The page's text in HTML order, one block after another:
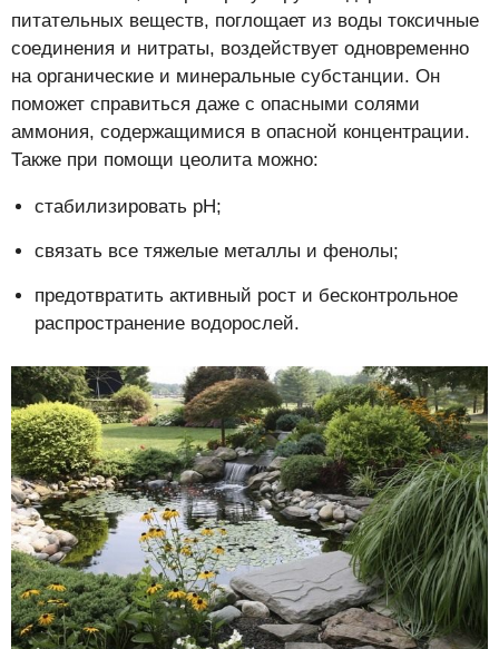
питательных веществ, поглощает из воды токсичные
соединения и нитраты, воздействует одновременно
на органические и минеральные субстанции. Он
поможет справиться даже с опасными солями
аммония, содержащимися в опасной концентрации.
Также при помощи цеолита можно:
стабилизировать pH;
связать все тяжелые металлы и фенолы;
предотвратить активный рост и бесконтрольное
распространение водорослей.